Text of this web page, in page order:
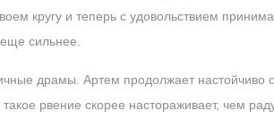
кругу и теперь с удовольствием
сильнее.
драмы. Артем продолжает настойчиво
рвение скорее настораживает, чем